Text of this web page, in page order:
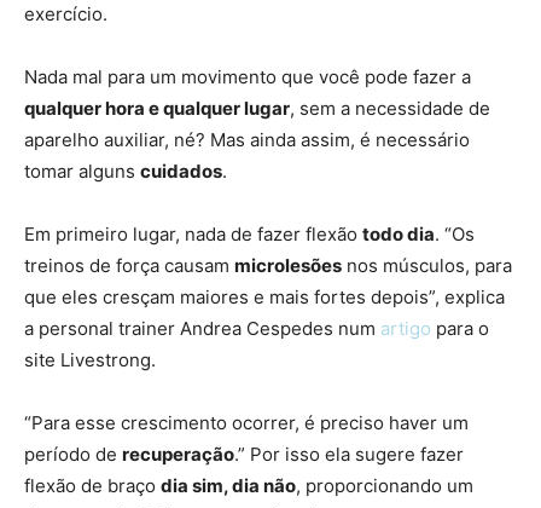
exercício.
Nada mal para um movimento que você pode fazer a
qualquer hora e qualquer lugar, sem a necessidade de
aparelho auxiliar, né? Mas ainda assim, é necessário
tomar alguns cuidados.
Em primeiro lugar, nada de fazer flexão todo dia. “Os
treinos de força causam microlesões nos músculos, para
que eles cresçam maiores e mais fortes depois”, explica
a personal trainer Andrea Cespedes num artigo para o
site Livestrong.
“Para esse crescimento ocorrer, é preciso haver um
período de recuperação.” Por isso ela sugere fazer
flexão de braço dia sim, dia não, proporcionando um